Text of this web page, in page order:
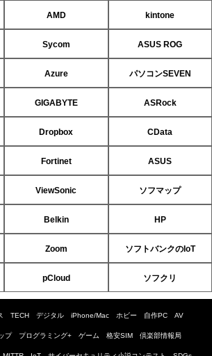
AMD kintone
Sycom ASUS ROG
Azure パソコンSEVEN
GIGABYTE ASRock
Dropbox CData
Fortinet ASUS
ViewSonic ソフマップ
Belkin HP
Zoom ソフトバンクのIoT
pCloud ソフクリ
TECH デジタル iPhone/Mac ホビー 自作PC AV
プ プログラミング+ ゲーム 格安SIM 倶楽部情報局